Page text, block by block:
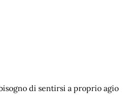
di sentirsi a proprio agio